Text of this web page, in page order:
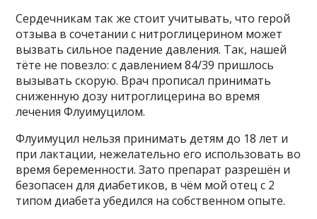
Сердечникам так же стоит учитывать, что герой
отзыва в сочетании с нитроглицерином может
вызвать сильное падение давления. Так, нашей
тёте не повезло: с давлением 84/39 пришлось
вызывать скорую. Врач прописал принимать
сниженную дозу нитроглицерина во время
лечения Флуимуцилом.
Флуимуцил нельзя принимать детям до 18 лет и
при лактации, нежелательно его использовать во
время беременности. Зато препарат разрешён и
безопасен для диабетиков, в чём мой отец с 2
типом диабета убедился на собственном опыте.